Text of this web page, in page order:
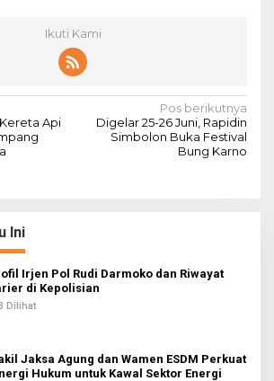
Ikuti Kami
Api
Pos berikutnya
Digelar 25-26 Juni, Rapidin
Simbolon Buka Festival
Bung Karno
Ini
Irjen Pol Rudi Darmoko dan Riwayat
di Kepolisian
Dilihat
Jaksa Agung dan Wamen ESDM Perkuat
Hukum untuk Kawal Sektor Energi